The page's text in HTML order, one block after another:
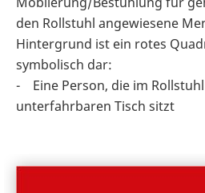
den Rollstuhl angewiesene
Hintergrund ist ein rotes
symbolisch dar:
- Eine Person, die im
unterfahrbaren Tisch sitzt